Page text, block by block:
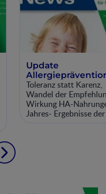
Update
Toleranz statt Karenz,
Wandel der
Wirkung HA-
Jahres- Ergebnisse